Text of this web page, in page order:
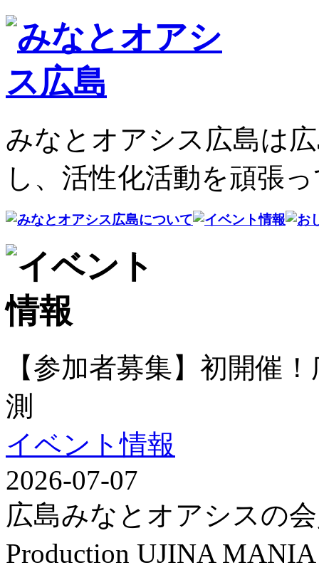
みなとオアシス広島は
し、活性化活動を頑張
【参加者募集】初開催
測
イベント情報
2026-07-07
広島みなとオアシスの
Production UJINA